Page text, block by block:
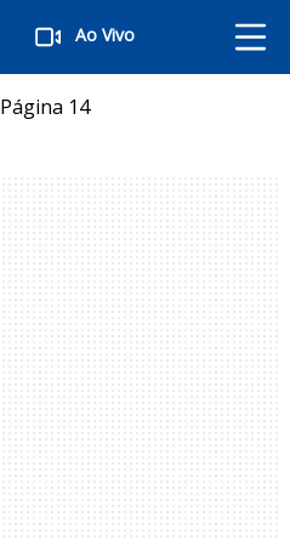
Ao Vivo
Página 14